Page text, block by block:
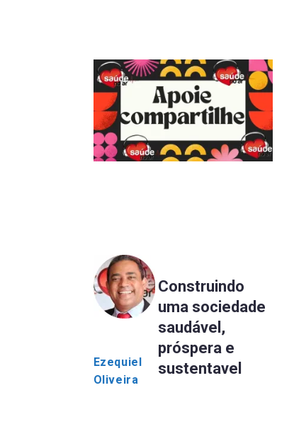
Ezequiel
Oliveira
Construindo
uma sociedade
saudável,
próspera e
sustentavel